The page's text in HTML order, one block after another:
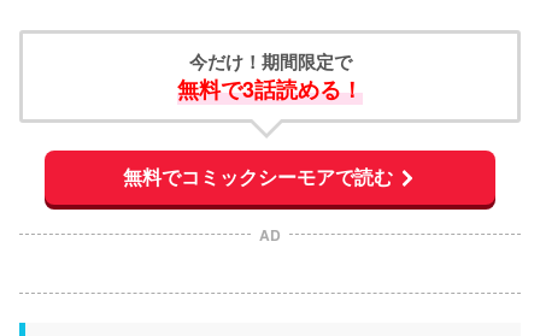
今だけ！期間限定で
無料で3話読める！
無料でコミックシーモアで読む
AD